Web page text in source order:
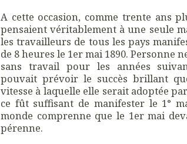
A cette occasion, comme trente ans
pensaient véritablement à une seule
les travailleurs de tous les pays
de 8 heures le 1er mai 1890. Personne
sans travail pour les années
pouvait prévoir le succès brillant
vitesse à laquelle elle serait adoptée
ce fût suffisant de manifester le 1°
monde comprenne que le 1er mai
pérenne.